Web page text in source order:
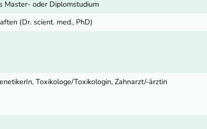
Master- oder Diplomstudium
(Dr. scient. med., PhD)
Toxikologe/Toxikologin, Zahnarzt/-ärztin